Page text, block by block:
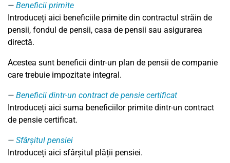
Beneficii primite
Introduceți aici beneficiile primite din contractul străin de
pensii, fondul de pensii, casa de pensii sau asigurarea
directă.
Acestea sunt beneficii dintr-un plan de pensii de companie
care trebuie impozitate integral.
Beneficii dintr-un contract de pensie certificat
Introduceți aici suma beneficiilor primite dintr-un contract
de pensie certificat.
Sfârșitul pensiei
Introduceți aici sfârșitul plății pensiei.